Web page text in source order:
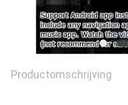
Productomschrijving